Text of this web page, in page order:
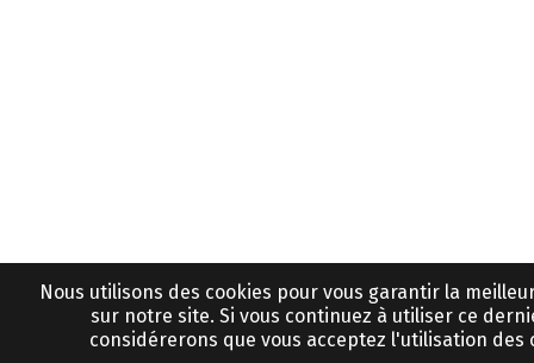
Nous utilisons des cookies pour vous garantir la
sur notre site. Si vous continuez à utiliser ce
considérerons que vous acceptez l'utilisation des